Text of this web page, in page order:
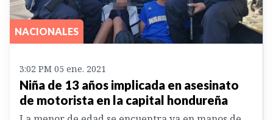
NACIONALES
3:02 PM 05 ene. 2021
Niña de 13 años implicada en asesinato
de motorista en la capital hondureña